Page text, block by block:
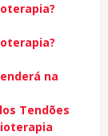
na
Tendões